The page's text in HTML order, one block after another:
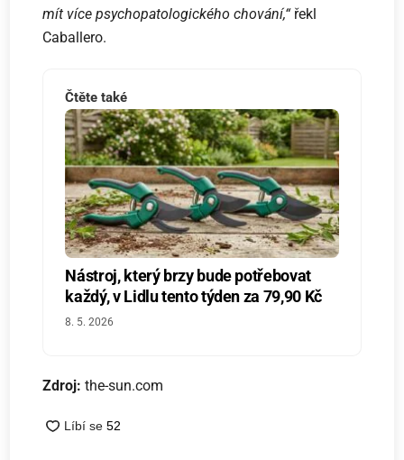
mít více psychopatologického chování,“řekl
Caballero.
Čtěte také
Nástroj, který brzy bude potřebovat
každý, v Lidlu tento týden za 79,90 Kč
8. 5. 2026
Zdroj: the-sun.com